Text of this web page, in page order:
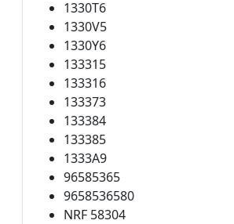
1330T6
1330V5
1330Y6
133315
133316
133373
133384
133385
1333A9
96585365
9658536580
NRF 58304